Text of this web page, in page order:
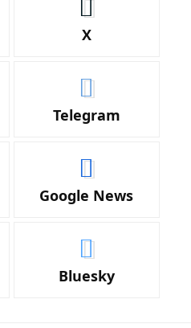
X
Telegram
Google News
Bluesky